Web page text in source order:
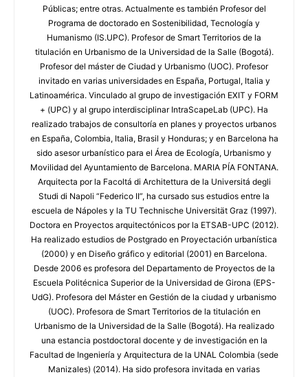
Públicas; entre otras. Actualmente es también Profesor del
Programa de doctorado en Sostenibilidad, Tecnología y
Humanismo (IS.UPC). Profesor de Smart Territorios de la
titulación en Urbanismo de la Universidad de la Salle (Bogotá).
Profesor del máster de Ciudad y Urbanismo (UOC). Profesor
invitado en varias universidades en España, Portugal, Italia y
Latinoamérica. Vinculado al grupo de investigación EXIT y FORM
+ (UPC) y al grupo interdisciplinar IntraScapeLab (UPC). Ha
realizado trabajos de consultoría en planes y proyectos urbanos
en España, Colombia, Italia, Brasil y Honduras; y en Barcelona ha
sido asesor urbanístico para el Área de Ecología, Urbanismo y
Movilidad del Ayuntamiento de Barcelona. MARIA PÍA FONTANA.
Arquitecta por la Facoltá di Architettura de la Universitá degli
Studi di Napoli “Federico II”, ha cursado sus estudios entre la
escuela de Nápoles y la TU Technische Universität Graz (1997).
Doctora en Proyectos arquitectónicos por la ETSAB-UPC (2012).
Ha realizado estudios de Postgrado en Proyectación urbanística
(2000) y en Diseño gráfico y editorial (2001) en Barcelona.
Desde 2006 es profesora del Departamento de Proyectos de la
Escuela Politécnica Superior de la Universidad de Girona (EPS-
UdG). Profesora del Máster en Gestión de la ciudad y urbanismo
(UOC). Profesora de Smart Territorios de la titulación en
Urbanismo de la Universidad de la Salle (Bogotá). Ha realizado
una estancia postdoctoral docente y de investigación en la
Facultad de Ingeniería y Arquitectura de la UNAL Colombia (sede
Manizales) (2014). Ha sido profesora invitada en varias